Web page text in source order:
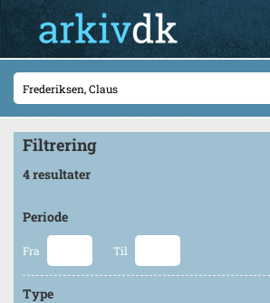
Filtrering
4 resultater
Periode
Fra Til
Type